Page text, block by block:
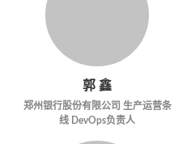
郭 鑫
郑州银行股份有限公司 生产运营条
线 DevOps负责人